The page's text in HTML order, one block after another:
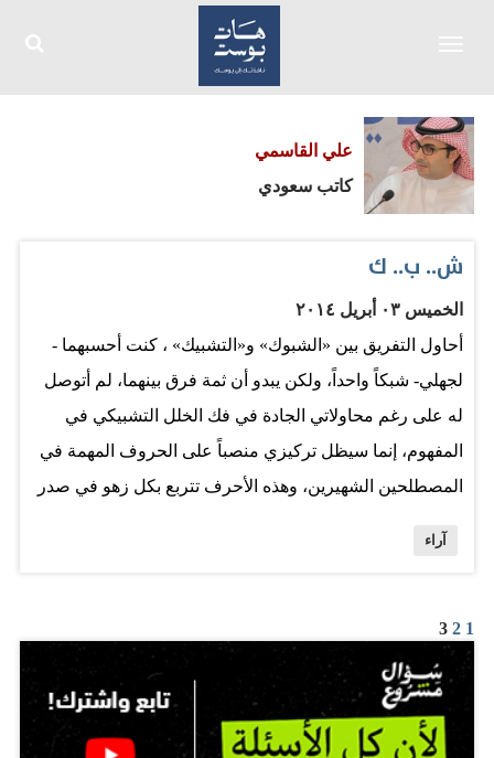
علي القاسمي
كاتب سعودي
ش.. ب.. ك
الخميس ٠٣ أبريل ٢٠١٤
أحاول التفريق بين «الشبوك» و«التشبيك» ، كنت أحسبهما -
لجهلي- شبكاً واحداً، ولكن يبدو أن ثمة فرق بينهما، لم أتوصل
له على رغم محاولاتي الجادة في فك الخلل التشبيكي في
المفهوم، إنما سيظل تركيزي منصباً على الحروف المهمة في
المصطلحين الشهيرين، وهذه الأحرف تتربع بكل زهو في صدر
بالنقاط فقط! الحرف الثاني بريء وطيب لأنه يأتي في
البدايات والبلديات والبلدوزرات والبلوت وما شابهها من
المفردات التجميعية والتشبيكية، أما الحرف الأخير فهو الوهج
الذي يمنح الكبير والكذب والكرش والكتمان حضوراً مختلفاً،
آراء
1
2
3